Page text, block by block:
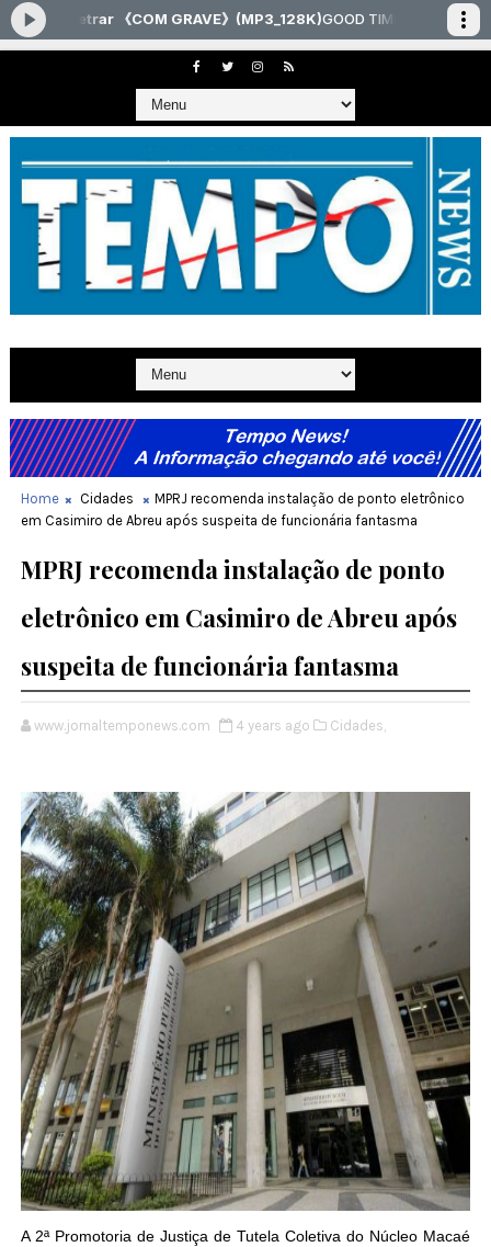
Home Cidades
MPRJ recomenda instalação de ponto eletrônico
em Casimiro de Abreu após suspeita de funcionária fantasma
MPRJ recomenda instalação de ponto
eletrônico em Casimiro de Abreu após
suspeita de funcionária fantasma
www.jornaltemponews.com 4 years ago Cidades,
A 2ª Promotoria de Justiça de Tutela Coletiva do Núcleo Macaé